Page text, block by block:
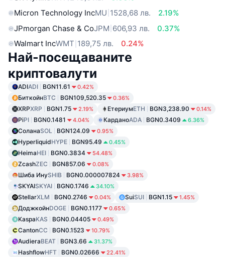
Micron Technology IncMU 1528,68 лв.
2.19%
JPmorgan Chase & CoJPM 606,93 лв.
0.37%
Walmart IncWMT 189,75 лв. 0.24%
Най-посещаваните
криптовалути
ADIADI BGN11.61 0.42%
БиткойнBTC BGN109,520.35 0.36%
XRPXRP BGN1.75 2.19% ЕтериумETH BGN3,238.90 0.14%
PiPI BGN0.1481 4.04% КарданоADA BGN0.3409 6.36%
СоланаSOL BGN124.09 0.95%
HyperliquidHYPE BGN95.49 0.45%
HeimaHEI BGN0.3834 54.48%
ZcashZEC BGN857.06 0.08%
Шиба ИнуSHIB BGN0.000007824 3.98%
SKYAISKYAI BGN0.1746 34.10%
StellarXLM BGN0.2746 0.04% SuiSUI BGN1.15 1.45%
ДоджкойнDOGE BGN0.1177 0.65%
KaspaKAS BGN0.04405 0.49%
CantonCC BGN0.1523 10.79%
AudieraBEAT BGN3.66 31.37%
HashflowHFT BGN0.02666 22.41%